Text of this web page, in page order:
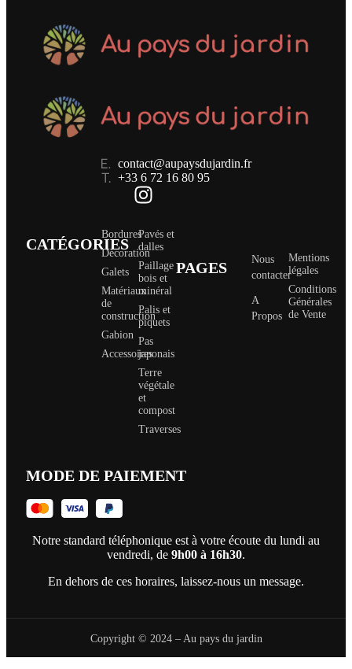
contact@aupaysdujardin.fr
+33 6 72 16 80 95
CATÉGORIES
Bordures
Décoration
Galets
Matériaux
de
construction
Gabion
Accessoires
Pavés et
dalles
Paillage
bois et
minéral
Palis et
piquets
Pas
japonais
Terre
végétale
et
compost
Traverses
PAGES
Nous
contacter
A
Propos
Mentions
légales
Conditions
Générales
de Vente
MODE DE PAIEMENT
Notre standard téléphonique est à votre écoute du lundi au
vendredi, de 9h00 à 16h30.
En dehors de ces horaires, laissez-nous un message.
Copyright © 2024 – Au pays du jardin